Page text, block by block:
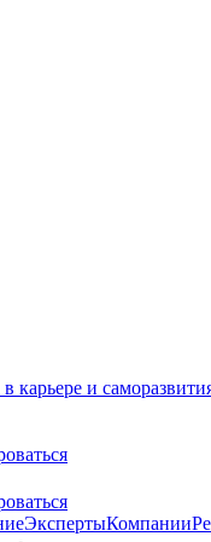
карьере и
ЭкспертыКомпании